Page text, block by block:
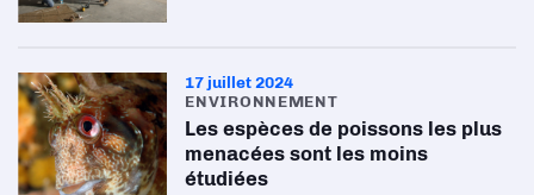
17 juillet 2024
ENVIRONNEMENT
Les espèces de poissons les plus
menacées sont les moins
étudiées